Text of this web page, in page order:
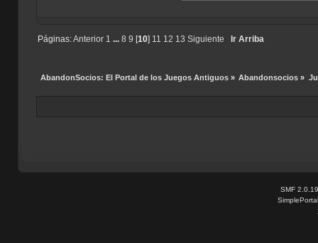
Páginas:Anterior 1 ... 8 9 [10] 11 12 13 Siguiente Ir Arriba
AbandonSocios: El Portal de los Juegos Antiguos» Abandonsocios »
SMF 2.0.19